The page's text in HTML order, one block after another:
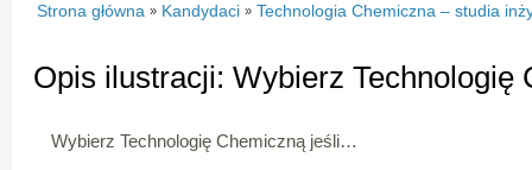
Strona główna » Kandydaci » Technologia Chemiczna – studia
Opis ilustracji: Wybierz Technologię
Wybierz Technologię Chemiczną jeśli…